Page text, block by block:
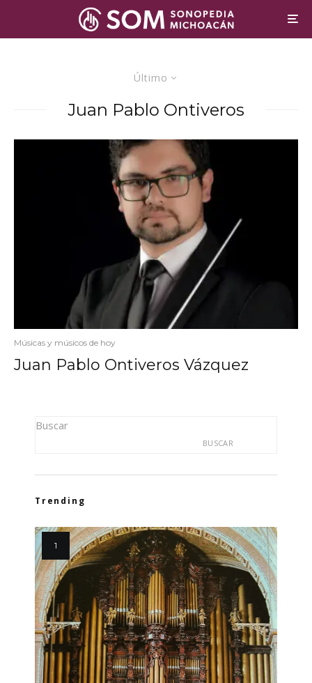
Último
Juan Pablo Ontiveros
Músicas y músicos de hoy
Juan Pablo Ontiveros Vázquez
Buscar
BUSCAR
Trending